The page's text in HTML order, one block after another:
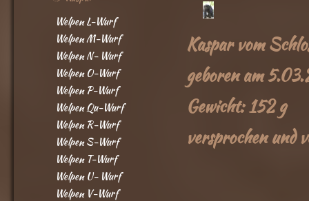
Welpen L-Wurf
Welpen M-Wurf
Welpen N- Wurf
Welpen O-Wurf
Welpen P-Wurf
Welpen Qu-Wurf
Welpen R-Wurf
Welpen S-Wurf
Welpen T-Wurf
Welpen U- Wurf
Welpen V-Wurf
Kaspar vom
geboren am
Gewicht: 152 g
versprochen und